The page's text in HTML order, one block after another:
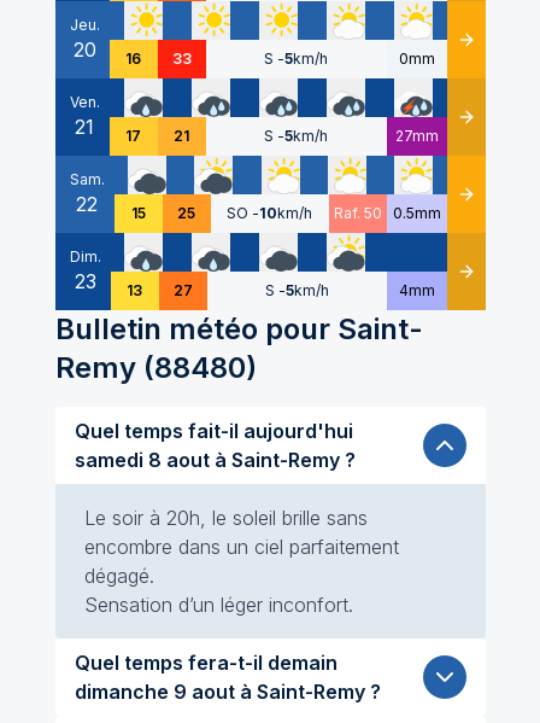
Jeu.
20 16 33 S -5km/h 0mm Détails
Ven.
21 17 21 S -5km/h 27mm Détails
Sam.
22 15 25 SO -10km/h Raf. 50 0.5mm Détails
Dim.
23 13 27 S -5km/h 4mm Détails
Bulletin météo pour Saint-
Remy(88480)
Quel temps fait-il aujourd'hui
samedi 8 aout à Saint-Remy ?
Le soir à 20h, le soleil brille sans
encombre dans un ciel parfaitement
dégagé.
Sensation d’un léger inconfort.
Quel temps fera-t-il demain
dimanche 9 aout à Saint-Remy ?